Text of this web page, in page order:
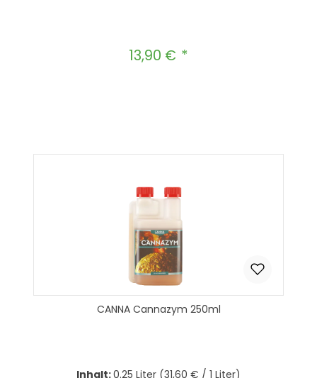
Regulärer Preis:
13,90 €
CANNA Cannazym 250ml
Inhalt:0.25 Liter (31,60 € / 1 Liter)